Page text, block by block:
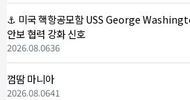
⚓ 미국 핵항공모함 USS George
안보 협력 강화 신호
2026.08.0636
껌땀 마니아
2026.08.0641